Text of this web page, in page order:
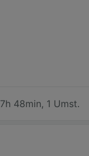
7h 48min, 1 Umst.